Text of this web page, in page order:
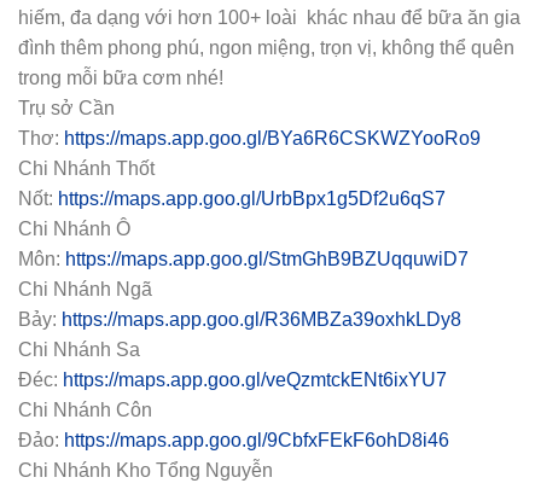
hiếm, đa dạng với hơn 100+ loài khác nhau để bữa ăn gia
đình thêm phong phú, ngon miệng, trọn vị, không thể quên
trong mỗi bữa cơm nhé!
Trụ sở Cần
Thơ: https://maps.app.goo.gl/BYa6R6CSKWZYooRo9
Chi Nhánh Thốt
Nốt: https://maps.app.goo.gl/UrbBpx1g5Df2u6qS7
Chi Nhánh Ô
Môn: https://maps.app.goo.gl/StmGhB9BZUqquwiD7
Chi Nhánh Ngã
Bảy: https://maps.app.goo.gl/R36MBZa39oxhkLDy8
Chi Nhánh Sa
Đéc: https://maps.app.goo.gl/veQzmtckENt6ixYU7
Chi Nhánh Côn
Đảo: https://maps.app.goo.gl/9CbfxFEkF6ohD8i46
Chi Nhánh Kho Tổng Nguyễn